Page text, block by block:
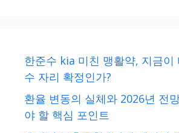
한준수 kia 미친 맹활약, 지금이
수 자리 확정인가?
환율 변동의 실체와 2026년 전
야 할 핵심 포인트